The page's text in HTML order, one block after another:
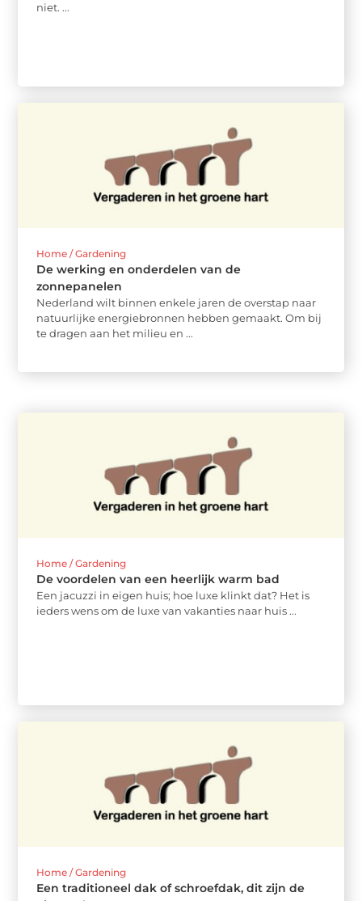
niet. ...
Home / Gardening
De werking en onderdelen van de
zonnepanelen
Nederland wilt binnen enkele jaren de overstap naar
natuurlijke energiebronnen hebben gemaakt. Om bij
te dragen aan het milieu en ...
Home / Gardening
De voordelen van een heerlijk warm bad
Een jacuzzi in eigen huis; hoe luxe klinkt dat? Het is
ieders wens om de luxe van vakanties naar huis ...
Home / Gardening
Een traditioneel dak of schroefdak, dit zijn de